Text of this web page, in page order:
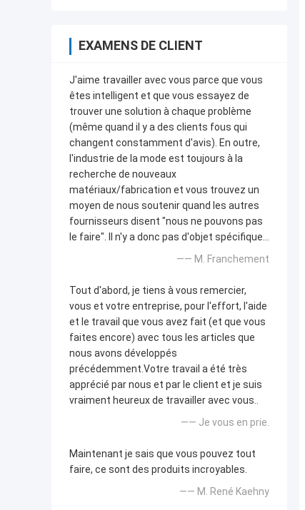
EXAMENS DE CLIENT
J'aime travailler avec vous parce que vous
êtes intelligent et que vous essayez de
trouver une solution à chaque problème
(même quand il y a des clients fous qui
changent constamment d'avis). En outre,
l'industrie de la mode est toujours à la
recherche de nouveaux
matériaux/fabrication et vous trouvez un
moyen de nous soutenir quand les autres
fournisseurs disent "nous ne pouvons pas
le faire". Il n'y a donc pas d'objet spécifique...
—— M. Franchement
Tout d'abord, je tiens à vous remercier,
vous et votre entreprise, pour l'effort, l'aide
et le travail que vous avez fait (et que vous
faites encore) avec tous les articles que
nous avons développés
précédemment.Votre travail a été très
apprécié par nous et par le client et je suis
vraiment heureux de travailler avec vous..
—— Je vous en prie.
Maintenant je sais que vous pouvez tout
faire, ce sont des produits incroyables.
—— M. René Kaehny